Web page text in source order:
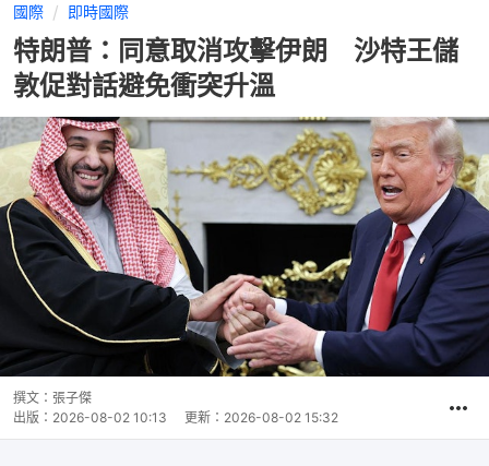
國際 即時國際
特朗普：同意取消攻擊伊朗 沙特王儲
敦促對話避免衝突升溫
撰文： 張子傑
出版： 2026-08-02 10:13 更新： 2026-08-02 15:32